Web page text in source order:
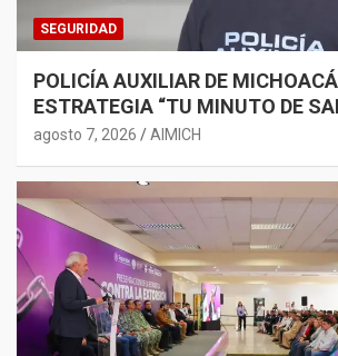
SEGURIDAD
POLICÍA AUXILIAR DE
ESTRATEGIA “TU MINUTO DE
agosto 7, 2026 AIMICH